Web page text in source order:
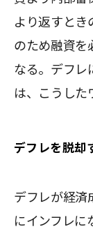
より返すとき
のため融資を
なる。デフレ
は、こうした
デフレを脱却
デフレが経済
にインフレに